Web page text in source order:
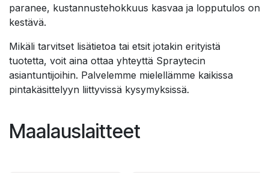
paranee, kustannustehokkuus kasvaa ja lopputulos on
kestävä.
Mikäli tarvitset lisätietoa tai etsit jotakin erityistä
tuotetta, voit aina ottaa yhteyttä Spraytecin
asiantuntijoihin. Palvelemme mielellämme kaikissa
pintakäsittelyyn liittyvissä kysymyksissä.
Maalauslaitteet